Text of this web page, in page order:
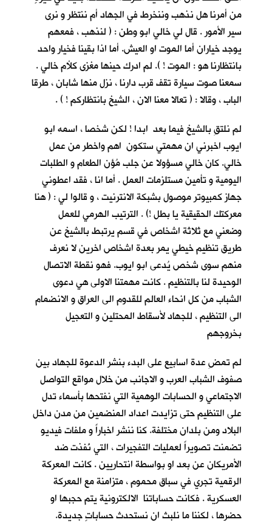
من أمرنا هل نذهب وننخرط في الجهاد أم ننتظر و نرى
سير الأمور . قال لي خالي ابو وطن : ( لنذهب ، فمعهم
يوجد خياران أما الموت او العيش. أما اذا بقينا فخيار واحد
بانتظارنا هو : الموت ! ). لم ادرك حينها مغزى كلأم خالي .
سمعنا صوت سيارة تقف قرب دارنا ، نزل منها شابان ، طرقا
الباب ، وقالا : ( تعالا معنا الان ، الشيخ بانتظاركم ! ) .
لم نلتقِ بالشيخ فيما بعد ابدا ! لكن شخصا ، اسمه ابو
ايوب اخبرني ان مهمتي ستكون اهم واخطر من عمل
خالي. كان خالي مسؤولا عن جلب مُؤن الطعام و الطلبات
اليومية و تأمين مستلزمات العمل . أما انا ، فقد اعطوني
جهاز كمبيوتر موصول بشبكة الانترنيت ، و قالوا لي : ( هنا
معركتك الحقيقية يا بطل !) . الترتيب الهرمي للعمل
وضعني مع ثلاثة اشخاص في قسم يرتبط بالشيخ عن
طريق تنظيم خيطي يمر بعدة اشخاص اخرين لا نعرف
منهم سوى شخص يُدعى ابو ايوب. فهو نقطة الاتصال
الوحيدة لنا بالتنظيم . كانت مهمتنا الاولى هي دعوى
الشباب من كل انحاء العالم للقدوم الى العراق و الانضمام
الى التنظيم ، للجهاد لأسقاط المحتلين و التعجيل
بخروجهم
لم تمضِ عدة اسابيع على البدء بنشر الدعوة للجهاد بين
صفوف الشباب العرب و الاجانب من خلال مواقع التواصل
الاجتماعي و الحسابات الوهمية التي نفتحها بأسماء تدل
على التنظيم حتى تزايدت اعداد المنضمين من مدن داخل
البلاد ومن بلدان مختلفة. كنا ننشر اخباراً و ملفات فيديو
تضمنت تصويراً لعمليات التفجيرات ، التي نُفذت ضد
الأمريكان عن بعد او بواسطة انتحاريين . كانت المعركة
الرقمية تجري في سباق محموم ، متزامنة مع المعركة
العسكرية . فكانت حساباتنا الالكترونية يتم حجبها او
حضرها ، لكننا ما نلبث ان نستحدث حساباتٍ جديدة.